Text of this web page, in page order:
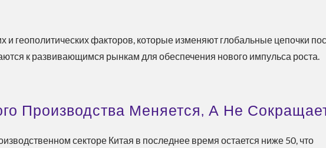
и геополитических факторов, которые изменяют глобальные цепочки
к развивающимся рынкам для обеспечения нового импульса роста.
Производства Меняется, А Не
секторе Китая в последнее время остается ниже 50, что